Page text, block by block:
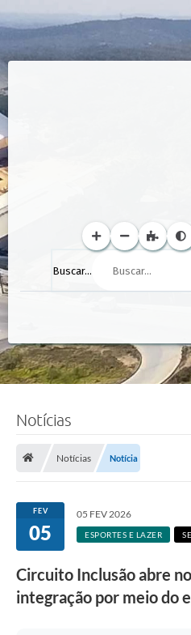
Buscar...
Notícias
Notícias Notícia
FEV
05
05 FEV 2026
ESPORTES E LAZER
Circuito Inclusão abre
integração por meio do
S
l